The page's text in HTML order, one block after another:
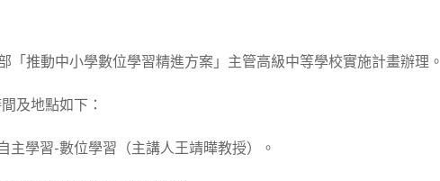
「推動中小學數位學習精進方案」主管高級中等學校實施計畫辦理。
及地點如下：
主學習-數位學習（主講人王靖曄教授）。